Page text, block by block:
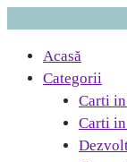
Acasă
Categorii
Carti
Carti